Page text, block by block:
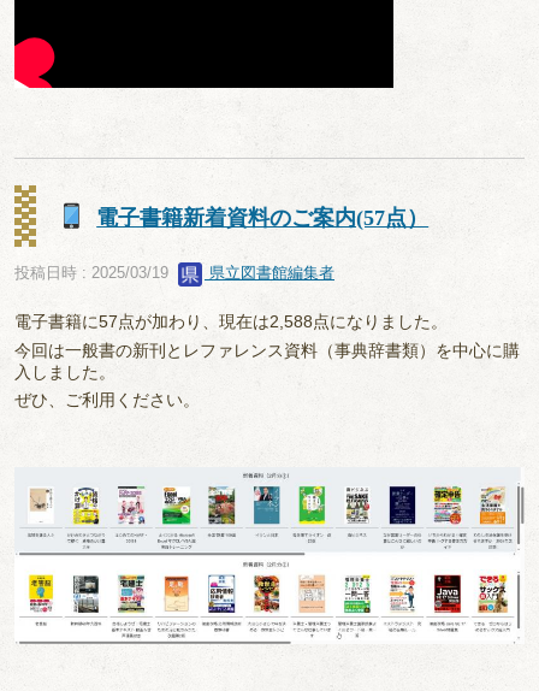
電子書籍新着資料のご案内(57点）
投稿日時 : 2025/03/19 県立図書館編集者
電子書籍に57点が加わり、現在は2,588点になりました。
今回は一般書の新刊とレファレンス資料（事典辞書類）を中心に購
入しました。
ぜひ、ご利用ください。